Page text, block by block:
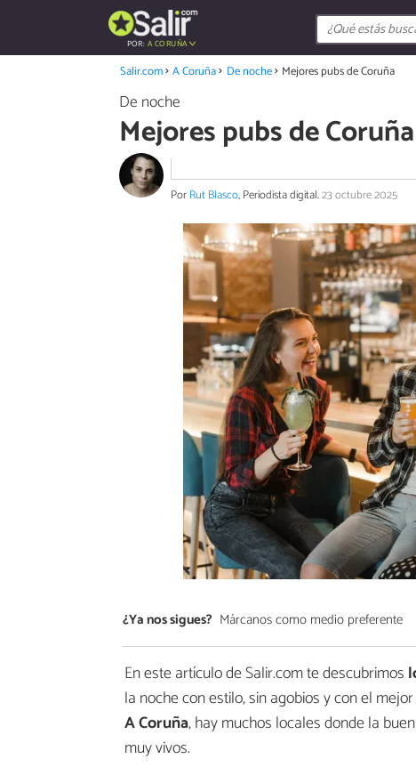
POR: A CORUÑA
Salir.com A Coruña De noche Mejores pubs de Coruña
De noche
Mejores pubs de Coruña
PorRut Blasco, Periodista digital.23 octubre 2025
¿Ya nos sigues? Márcanos como medio preferente
En este artículo de Salir.com te descubrimos
la noche con estilo, sin agobios y con el
A Coruña, hay muchos locales donde la
muy vivos.